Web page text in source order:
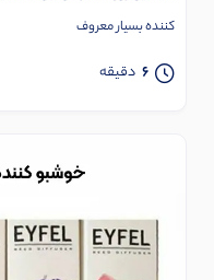
کننده بسیار معروف
6 دقیقه